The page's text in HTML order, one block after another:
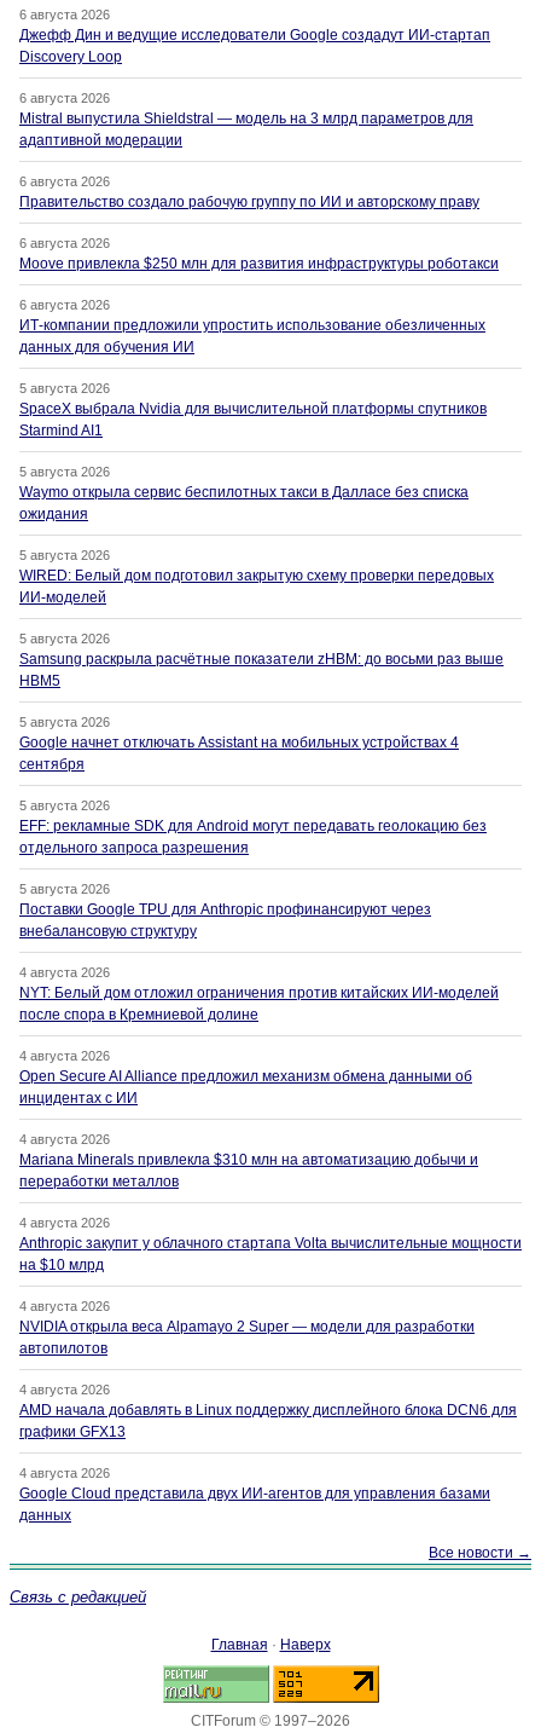
6 августа 2026
Джефф Дин и ведущие исследователи Google создадут ИИ-стартап
Discovery Loop
6 августа 2026
Mistral выпустила Shieldstral — модель на 3 млрд параметров для
адаптивной модерации
6 августа 2026
Правительство создало рабочую группу по ИИ и авторскому праву
6 августа 2026
Moove привлекла $250 млн для развития инфраструктуры роботакси
6 августа 2026
ИТ-компании предложили упростить использование обезличенных
данных для обучения ИИ
5 августа 2026
SpaceX выбрала Nvidia для вычислительной платформы спутников
Starmind AI1
5 августа 2026
Waymo открыла сервис беспилотных такси в Далласе без списка
ожидания
5 августа 2026
WIRED: Белый дом подготовил закрытую схему проверки передовых
ИИ-моделей
5 августа 2026
Samsung раскрыла расчётные показатели zHBM: до восьми раз выше
HBM5
5 августа 2026
Google начнет отключать Assistant на мобильных устройствах 4
сентября
5 августа 2026
EFF: рекламные SDK для Android могут передавать геолокацию без
отдельного запроса разрешения
5 августа 2026
Поставки Google TPU для Anthropic профинансируют через
внебалансовую структуру
4 августа 2026
NYT: Белый дом отложил ограничения против китайских ИИ-моделей
после спора в Кремниевой долине
4 августа 2026
Open Secure AI Alliance предложил механизм обмена данными об
инцидентах с ИИ
4 августа 2026
Mariana Minerals привлекла $310 млн на автоматизацию добычи и
переработки металлов
4 августа 2026
Anthropic закупит у облачного стартапа Volta вычислительные мощности
на $10 млрд
4 августа 2026
NVIDIA открыла веса Alpamayo 2 Super — модели для разработки
автопилотов
4 августа 2026
AMD начала добавлять в Linux поддержку дисплейного блока DCN6 для
графики GFX13
4 августа 2026
Google Cloud представила двух ИИ-агентов для управления базами
данных
Все новости →
Связь с редакцией
Главная · Наверх
CITForum © 1997–2026